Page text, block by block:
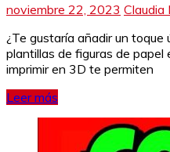
noviembre 22, 2023 Claudia
¿Te gustaría añadir un toque
plantillas de figuras de papel
imprimir en 3D te permiten
Leer más